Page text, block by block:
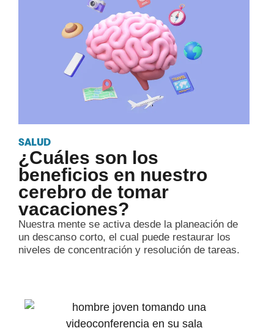
SALUD
¿Cuáles son los
beneficios en nuestro
cerebro de tomar
vacaciones?
Nuestra mente se activa desde la planeación de
un descanso corto, el cual puede restaurar los
niveles de concentración y resolución de tareas.